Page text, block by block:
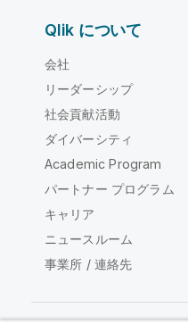
Qlik について
会社
リーダーシップ
社会貢献活動
ダイバーシティ
Academic Program
パートナー プログラム
キャリア
ニュースルーム
事業所 / 連絡先